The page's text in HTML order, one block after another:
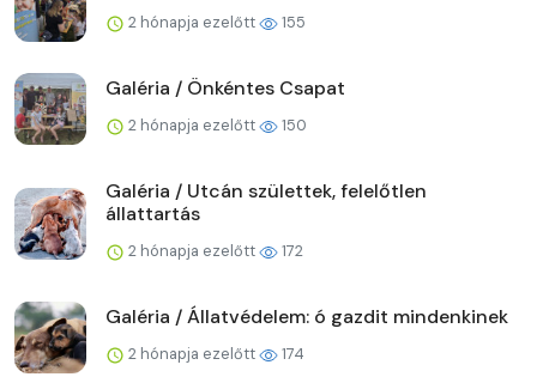
2 hónapja ezelőtt 155
Galéria / Önkéntes Csapat
2 hónapja ezelőtt 150
Galéria / Utcán születtek, felelőtlen
állattartás
2 hónapja ezelőtt 172
Galéria / Állatvédelem: ó gazdit mindenkinek
2 hónapja ezelőtt 174